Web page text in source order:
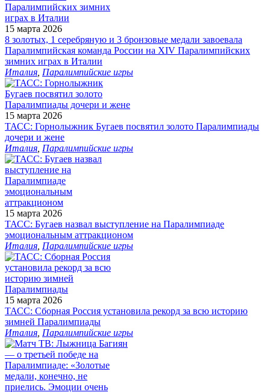
15 марта 2026
8 золотых, 1 серебряную и 3 бронзовые медали завоевала
Паралимпийская команда России на XIV Паралимпийских
зимних играх в Италии
Италия Паралимпийские игры
15 марта 2026
ТАСС: Горнолыжник Бугаев посвятил золото Паралимпиады
дочери и жене
Италия Паралимпийские игры
15 марта 2026
ТАСС: Бугаев назвал выступление на Паралимпиаде
эмоциональным аттракционом
Италия Паралимпийские игры
15 марта 2026
ТАСС: Сборная Россия установила рекорд за всю историю
зимней Паралимпиады
Италия Паралимпийские игры